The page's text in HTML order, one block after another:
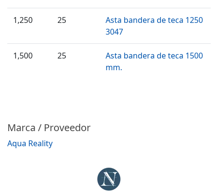
1,250 25
Asta bandera de teca 1250
3047
1,500 25
Asta bandera de teca 1500
mm.
Marca / Proveedor
Aqua Reality